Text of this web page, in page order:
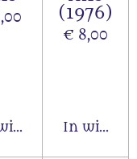
(1976)
€ 8,00
In